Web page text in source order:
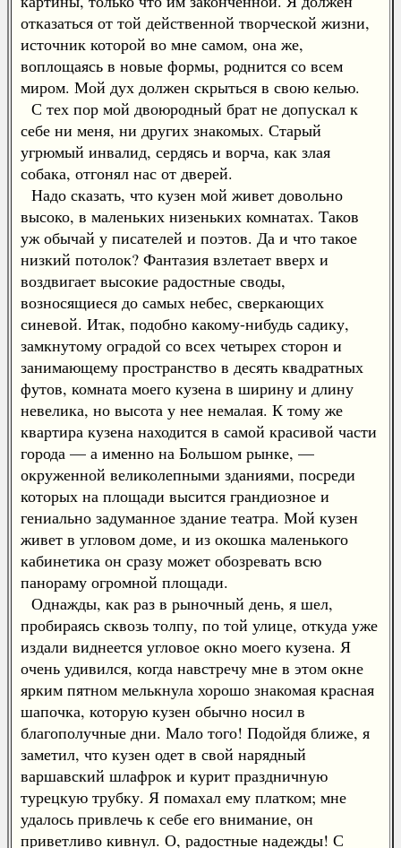
отказаться от той действенной творческой жизни,
источник которой во мне самом, она же,
воплощаясь в новые формы, роднится со всем
миром. Мой дух должен скрыться в свою келью.
С тех пор мой двоюродный брат не допускал к
себе ни меня, ни других знакомых. Старый
угрюмый инвалид, сердясь и ворча, как злая
собака, отгонял нас от дверей.
Надо сказать, что кузен мой живет довольно
высоко, в маленьких низеньких комнатах. Таков
уж обычай у писателей и поэтов. Да и что такое
низкий потолок? Фантазия взлетает вверх и
воздвигает высокие радостные своды,
возносящиеся до самых небес, сверкающих
синевой. Итак, подобно какому-нибудь садику,
замкнутому оградой со всех четырех сторон и
занимающему пространство в десять квадратных
футов, комната моего кузена в ширину и длину
невелика, но высота у нее немалая. К тому же
квартира кузена находится в самой красивой части
города — а именно на Большом рынке, —
окруженной великолепными зданиями, посреди
которых на площади высится грандиозное и
гениально задуманное здание театра. Мой кузен
живет в угловом доме, и из окошка маленького
кабинетика он сразу может обозревать всю
панораму огромной площади.
Однажды, как раз в рыночный день, я шел,
пробираясь сквозь толпу, по той улице, откуда уже
издали виднеется угловое окно моего кузена. Я
очень удивился, когда навстречу мне в этом окне
ярким пятном мелькнула хорошо знакомая красная
шапочка, которую кузен обычно носил в
благополучные дни. Мало того! Подойдя ближе, я
заметил, что кузен одет в свой нарядный
варшавский шлафрок и курит праздничную
турецкую трубку. Я помахал ему платком; мне
удалось привлечь к себе его внимание, он
приветливо кивнул. О, радостные надежды! С